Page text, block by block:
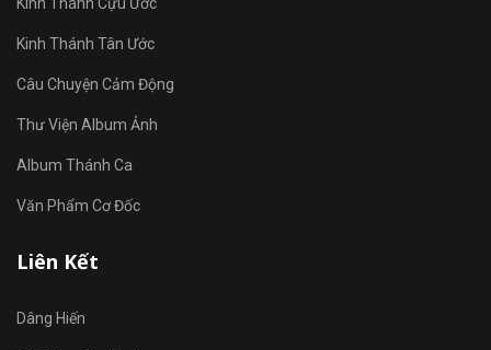
Kinh Thánh Tân Ước
Câu Chuyện Cảm Động
Thư Viện Album Ảnh
Album Thánh Ca
Văn Phẩm Cơ Đốc
Liên Kết
Dâng Hiến